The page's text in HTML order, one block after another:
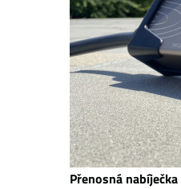
Přenosná nabíječka